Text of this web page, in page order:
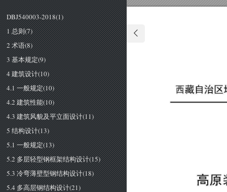
DBJ540003-2018(1)
1 总则(7)
2 术语(8)
3 基本规定(9)
4 建筑设计(10)
4.1 一般规定(10)
4.2 建筑性能(10)
4.3 建筑风貌及平立面设计(11)
5 结构设计(13)
5.1 一般规定(13)
5.2 多层轻型钢框架结构设计(15)
5.3 冷弯薄壁型钢结构设计(18)
5.4 多高层钢结构设计(21)
西藏自治区
高原